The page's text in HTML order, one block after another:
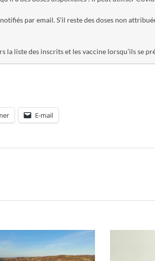
par email. S’il reste des doses non
la liste des inscrits et les vaccine lorsqu’ils se
E-mail